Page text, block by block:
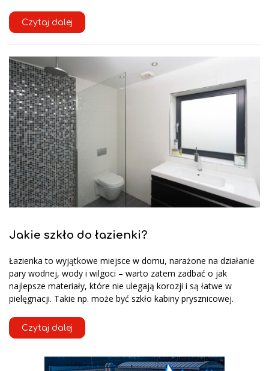
Czytaj dalej
Jakie szkło do łazienki?
Łazienka to wyjątkowe miejsce w domu, narażone na działanie
pary wodnej, wody i wilgoci – warto zatem zadbać o jak
najlepsze materiały, które nie ulegają korozji i są łatwe w
pielęgnacji. Takie np. może być szkło kabiny prysznicowej.
Czytaj dalej